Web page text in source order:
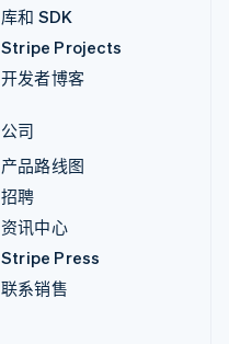
库和 SDK
Stripe Projects
开发者博客
公司
产品路线图
招聘
资讯中心
Stripe Press
联系销售